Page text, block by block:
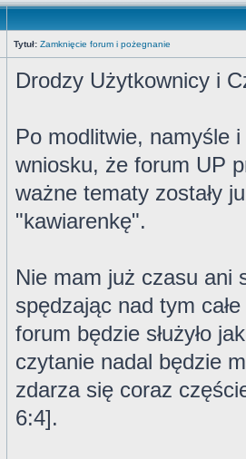
Tytuł: Zamknięcie forum i pożegnanie
Drodzy Użytkownicy i
Po modlitwie, namyśle
wniosku, że forum UP
ważne tematy zostały
"kawiarenkę".
Nie mam już czasu ani
spędzając nad tym
forum będzie służyło
czytanie nadal będzie
zdarza się coraz
6:4].